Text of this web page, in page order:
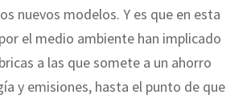
nuevos modelos. Y es que en esta
el medio ambiente han implicado
a las que somete a un ahorro
y emisiones, hasta el punto de que